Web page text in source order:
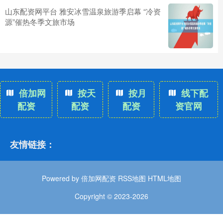
山东配资网平台 雅安冰雪温泉旅游季启幕 “冷资
源”催热冬季文旅市场
倍加网
配资
按天
配资
按月
配资
线下配
资官网
友情链接：
Powered by 倍加网配资 RSS地图 HTML地图
Copyright © 2023-2026